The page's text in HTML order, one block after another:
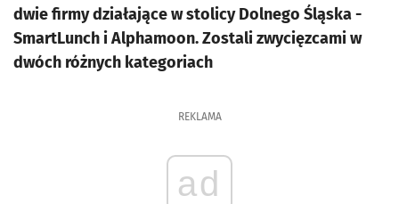
dwie firmy działające w stolicy Dolnego Śląska -
SmartLunch i Alphamoon. Zostali zwycięzcami w
dwóch różnych kategoriach
REKLAMA
ad